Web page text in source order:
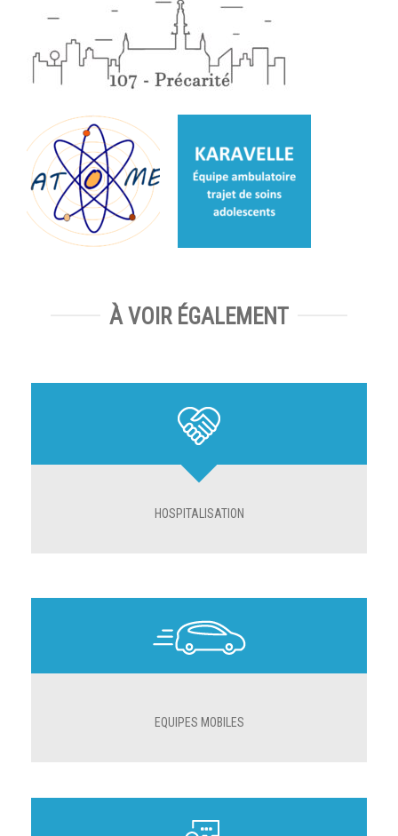
À VOIR ÉGALEMENT
HOSPITALISATION
EQUIPES MOBILES